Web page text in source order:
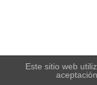
Este sitio web